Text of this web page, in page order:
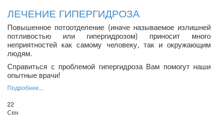
ЛЕЧЕНИЕ ГИПЕРГИДРОЗА
Повышенное потоотделение (иначе называемое излишней
потливостью или гипергидрозом) приносит много
неприятностей как самому человеку, так и окружающим
людям.
Справиться с проблемой гипергидроза Вам помогут наши
опытные врачи!
Подробнее...
22
Сен